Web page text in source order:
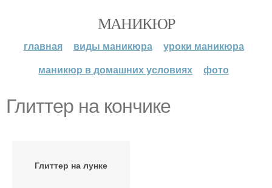
МАНИКЮР
главная виды маникюра
уроки маникюра
маникюр в домашних условиях
фото
Глиттер на кончике
Глиттер на лунке